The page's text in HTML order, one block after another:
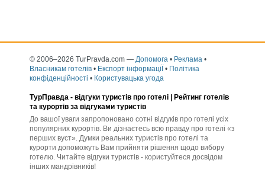
© 2006–2026 TurPravda.com — Допомога • Реклама •
Власникам готелів • Експорт інформаціЇ • Політика
конфіденційності • Користувацька угода
ТурПравда - відгуки туристів про готелі | Рейтинг готелів
та курортів за відгуками туристів
До вашої уваги запропоновано сотні відгуків про готелі усіх
популярних курортів. Ви дізнаєтесь всю правду про готелі «з
перших вуст». Думки реальних туристів про готелі та
курорти допоможуть Вам прийняти рішення щодо вибору
готелю. Читайте відгуки туристів - користуйтеся досвідом
інших мандрівників!